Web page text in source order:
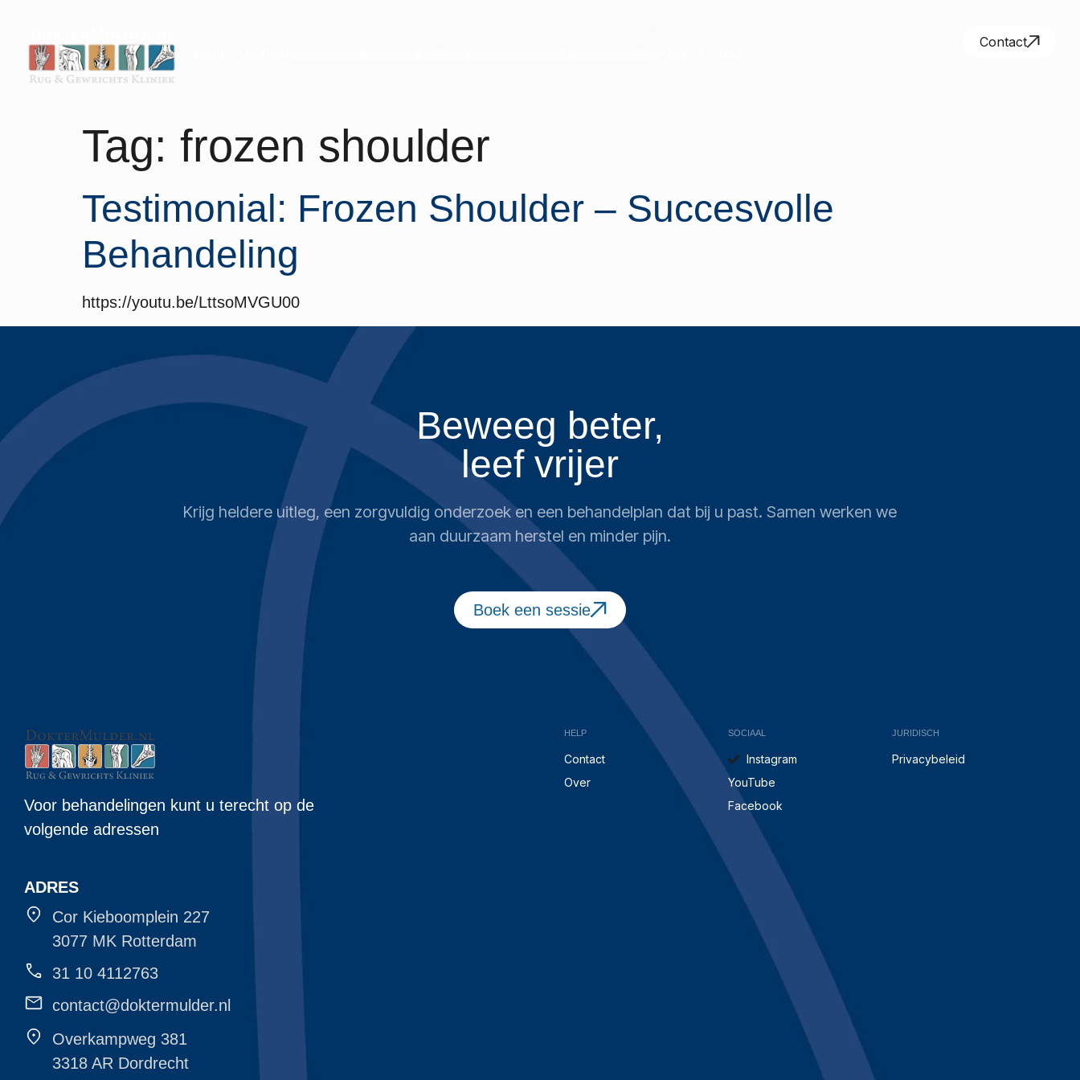
Contact
Tag: frozen shoulder
Testimonial: Frozen Shoulder – Succesvolle
Behandeling
https://youtu.be/LttsoMVGU00
Beweeg beter,
leef vrijer
Krijg heldere uitleg, een zorgvuldig onderzoek en een behandelplan dat bij u past. Samen werken we
aan duurzaam herstel en minder pijn.
Boek een sessie
Voor behandelingen kunt u terecht op de
volgende adressen
ADRES
Cor Kieboomplein 227
3077 MK Rotterdam
31 10 4112763
contact@doktermulder.nl
Overkampweg 381
3318 AR Dordrecht
HELP
Contact
Over
SOCIAAL
Instagram
YouTube
Facebook
JURIDISCH
Privacybeleid